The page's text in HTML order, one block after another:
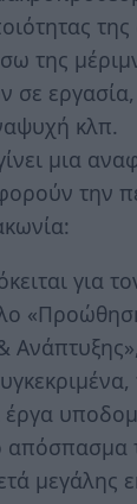
της
εργασία,
κλπ.
μια
την
για
έργα
μεγάλης